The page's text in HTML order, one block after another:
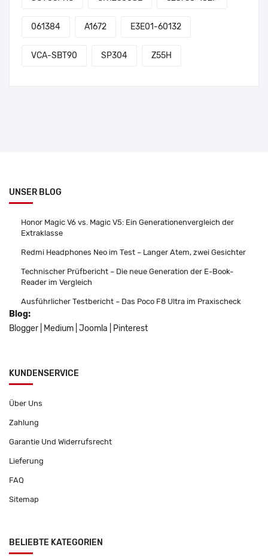
061384 A1672 E3E01-60132
VCA-SBT90 SP304 Z55H
UNSER BLOG
Honor Magic V6 vs. Magic V5: Ein Generationenvergleich der
Extraklasse
Redmi Headphones Neo im Test – Langer Atem, zwei Gesichter
Technischer Prüfbericht – Die neue Generation der E-Book-
Reader im Vergleich
Ausführlicher Testbericht – Das Poco F8 Ultra im Praxischeck
Blog:
Blogger
Medium Joomla Pinterest
KUNDENSERVICE
Über Uns
Zahlung
Garantie Und Widerrufsrecht
Lieferung
FAQ
Sitemap
BELIEBTE KATEGORIEN